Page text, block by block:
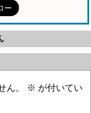
ん。 ※ が付いてい